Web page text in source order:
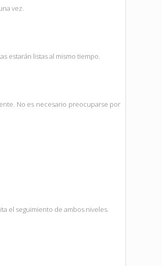
vez.
estarán listas al mismo tiempo.
No es necesario preocuparse por
el seguimiento de ambos niveles.